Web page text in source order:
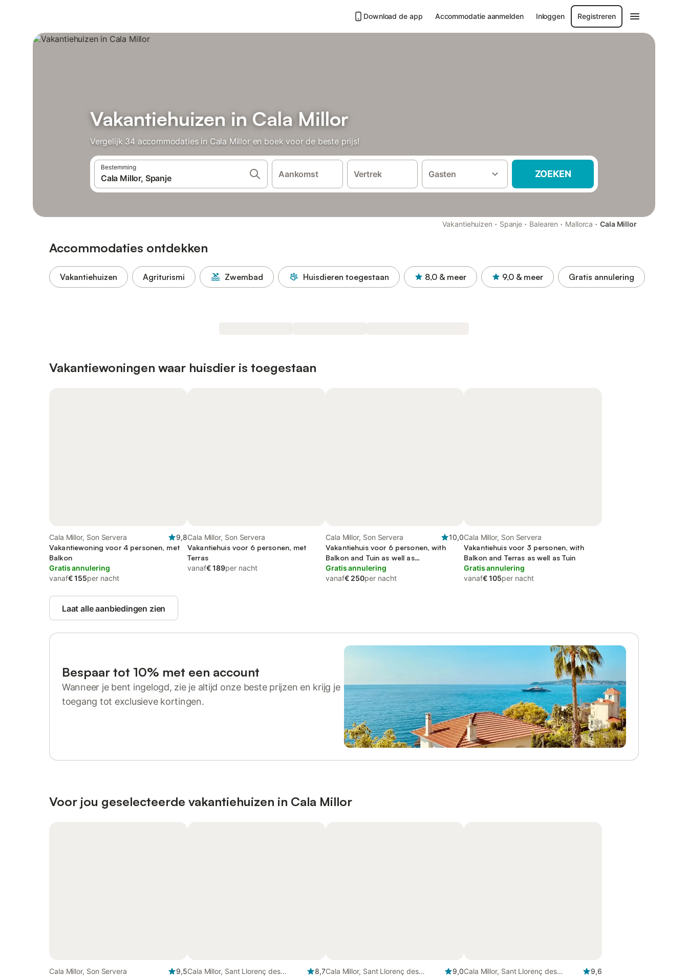
Download de app Accommodatie aanmelden Inloggen Registreren
Vakantiehuizen in Cala Millor
Vergelijk 34 accommodaties in Cala Millor en boek voor de beste prijs!
Bestemming
Aankomst Vertrek Gasten ZOEKEN
Vakantiehuizen · Spanje · Balearen · Mallorca · Cala Millor
Accommodaties ontdekken
Vakantiehuizen Agriturismi Zwembad Huisdieren toegestaan 8,0 & meer 9,0 & meer Gratis annulering
Vakantiewoningen waar huisdier is toegestaan
Cala Millor, Son Servera
9,8
Vakantiewoning voor 4 personen, met
Balkon
Gratis annulering
vanaf€ 155per nacht
Cala Millor, Son Servera
Vakantiehuis voor 6 personen, met
Terras
vanaf€ 189per nacht
Cala Millor, Son Servera
10,0
Vakantiehuis voor 6 personen, with
Balkon and Tuin as well as
Kinderzwembad
Gratis annulering
vanaf€ 250per nacht
Cala Millor, Son Servera
Vakantiehuis voor 3 personen, with
Balkon and Terras as well as Tuin
Gratis annulering
vanaf€ 105per nacht
Laat alle aanbiedingen zien
Bespaar tot 10% met een account
Wanneer je bent ingelogd, zie je altijd onze beste prijzen en krijg je
toegang tot exclusieve kortingen.
Voor jou geselecteerde vakantiehuizen in Cala Millor
Cala Millor, Son Servera
9,5Cala Millor, Sant Llorenç des
8,7Cala Millor, Sant Llorenç des
9,0Cala Millor, Sant Llorenç des
9,6